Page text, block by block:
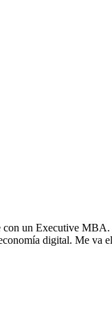
con un Executive
digital. Me va